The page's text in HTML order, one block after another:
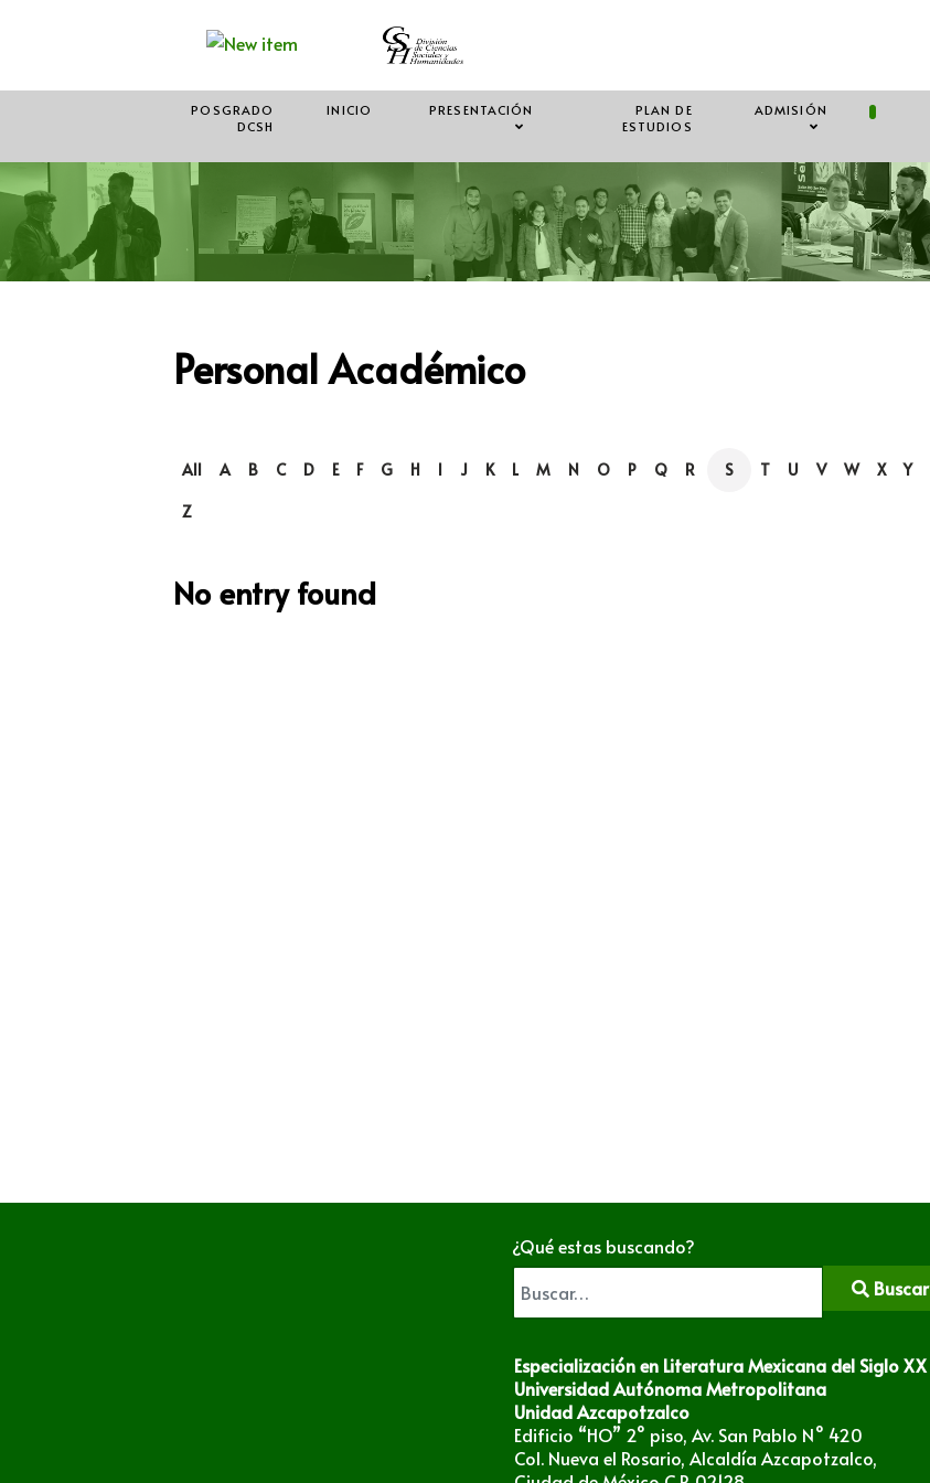
POSGRADO
DCSH
INICIO PRESENTACIÓN
PLAN DE
ESTUDIOS
ADMISIÓN
Personal Académico
All A B C D E F G H I J K L M N O P Q R S T U V W X
Y
Z
No entry found
¿Qué estas buscando?
Buscar
Especialización en Literatura Mexicana del Siglo XX
Universidad Autónoma Metropolitana
Unidad Azcapotzalco
Edificio “HO” 2° piso, Av. San Pablo N° 420
Col. Nueva el Rosario, Alcaldía Azcapotzalco,